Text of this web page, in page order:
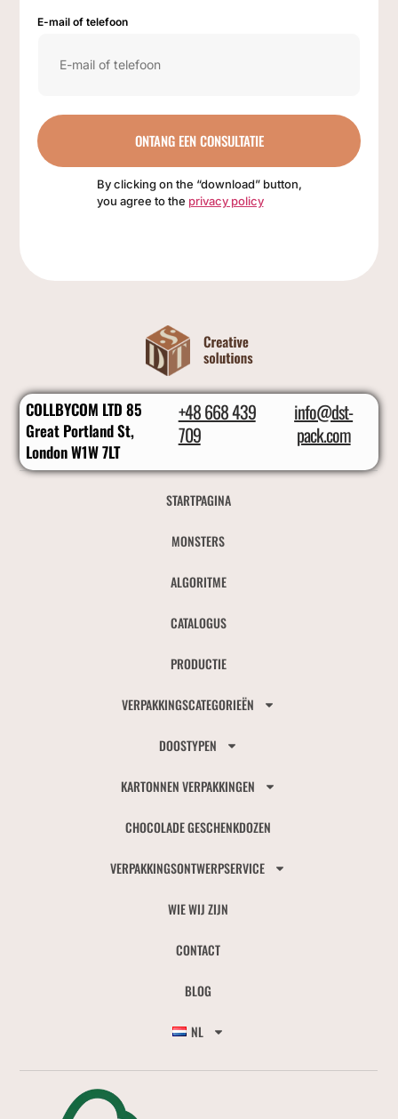
E-mail of telefoon
ONTANG EEN CONSULTATIE
By clicking on the “download” button,
you agree to the privacy policy
COLLBYCOM LTD 85
Great Portland St,
London W1W 7LT
+48 668 439
709
info@dst-
pack.com
STARTPAGINA
MONSTERS
ALGORITME
CATALOGUS
PRODUCTIE
VERPAKKINGSCATEGORIEËN
DOOSTYPEN
KARTONNEN VERPAKKINGEN
CHOCOLADE GESCHENKDOZEN
VERPAKKINGSONTWERPSERVICE
WIE WIJ ZIJN
CONTACT
BLOG
NL